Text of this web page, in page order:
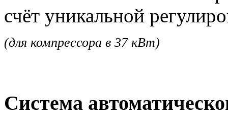
счёт уникальной
(для компрессора в 37 кВт)
Система